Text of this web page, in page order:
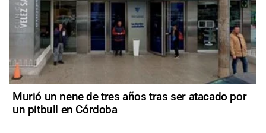
Murió un nene de tres años tras ser atacado por
un pitbull en Córdoba